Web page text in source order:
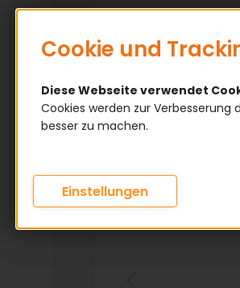
Cookie und
Diese Webseite verwendet
Cookies werden zur
besser zu machen.
Einstellungen